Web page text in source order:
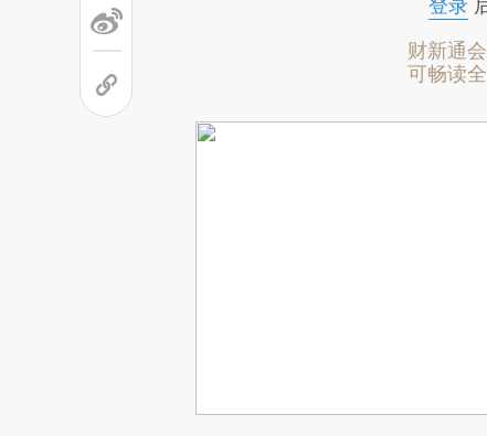
登录
财新通
可畅读